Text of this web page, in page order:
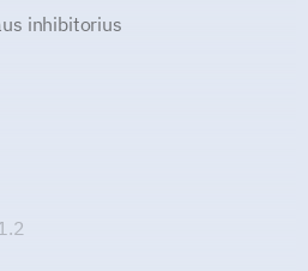
inhibitorius